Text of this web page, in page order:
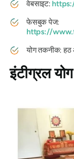
वेबसाइट:
फेसबुक पेज:
https://
योग तकनीक: हठ
इंटीग्रल